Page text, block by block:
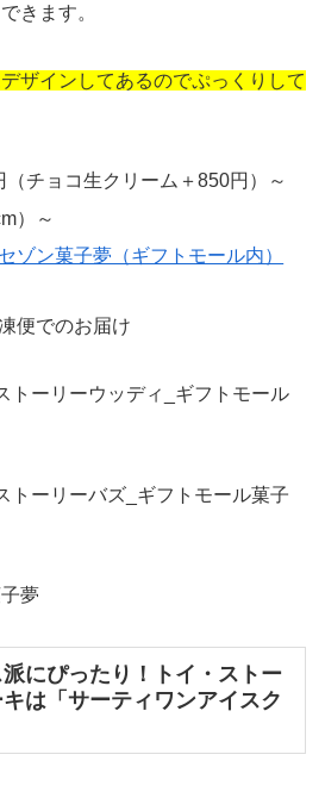
きます。
ザインしてあるのでぷっくりして
チョコ生クリーム＋850円）～
）～
ゾン菓子夢（ギフトモール内）
便でのお届け
夢
にぴったり！トイ・ストー
は「サーティワンアイスク